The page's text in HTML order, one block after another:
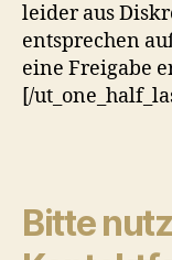
leider aus
entsprechen
eine Freigabe
[/
Bitte